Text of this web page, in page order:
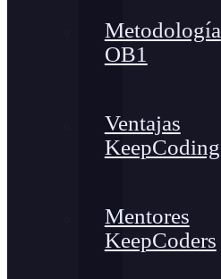
Metodología
OB1
Ventajas
KeepCoding
Mentores
KeepCoders